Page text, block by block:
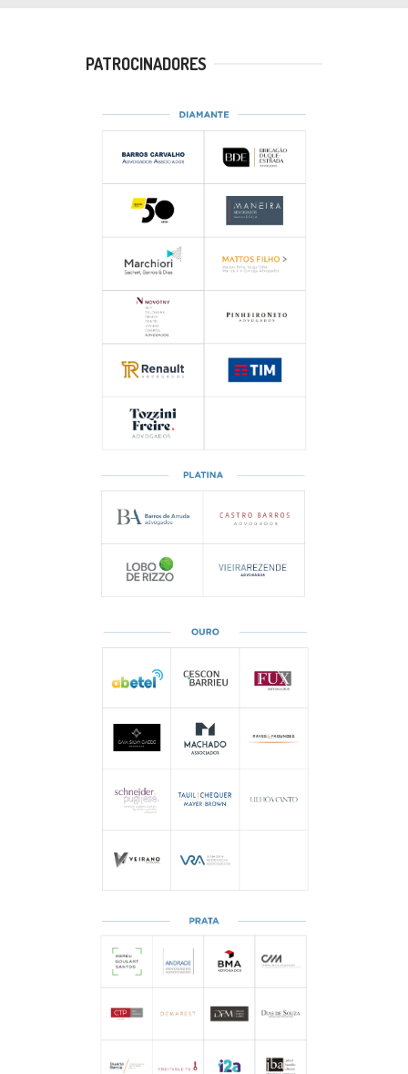
PATROCINADORES